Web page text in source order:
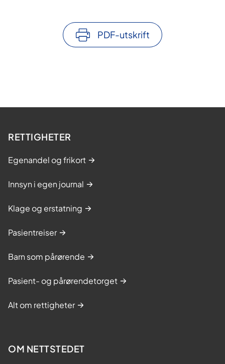
PDF-utskrift
RETTIGHETER
Egenandel og frikort
Innsyn i egen journal
Klage og erstatning
Pasientreiser
Barn som pårørende
Pasient- og pårørendetorget
Alt om rettigheter
OM NETTSTEDET